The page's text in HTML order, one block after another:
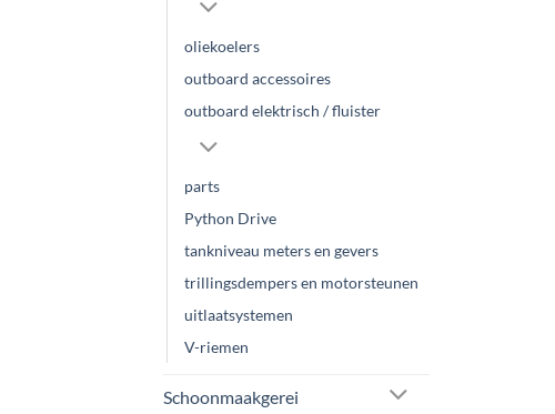
oliekoelers
outboard accessoires
outboard elektrisch / fluister
parts
Python Drive
tankniveau meters en gevers
trillingsdempers en motorsteunen
uitlaatsystemen
V-riemen
Schoonmaakgerei